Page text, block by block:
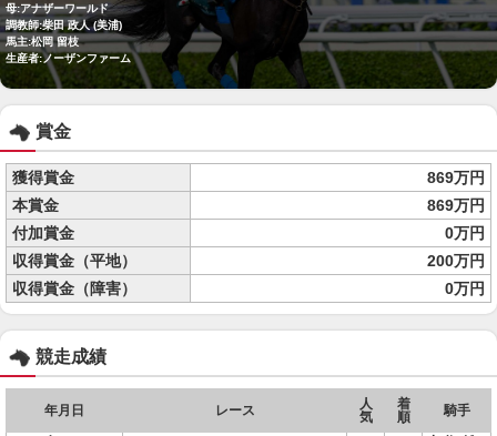
母:アナザーワールド
調教師:柴田 政人 (美浦)
馬主:松岡 留枝
生産者:ノーザンファーム
賞金
獲得賞金
869万円
本賞金
869万円
付加賞金
0万円
収得賞金（平地）
200万円
収得賞金（障害）
0万円
競走成績
年月日 レース
人
気
着
順
騎手